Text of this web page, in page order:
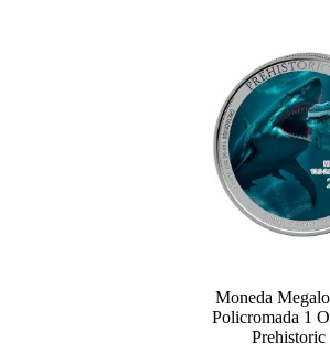
Moneda
Policromada 1